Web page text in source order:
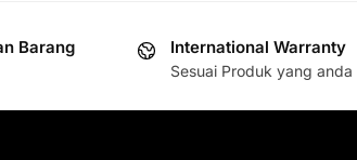
Barang International Warranty
Sesuai Produk yang anda